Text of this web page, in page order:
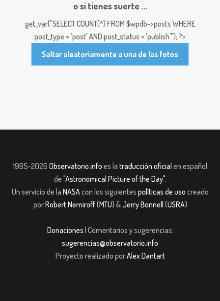
o si tienes suerte ...
get_var("SELECT COUNT(*) FROM $wpdb->posts WHERE
post_type = 'post' AND post_status = 'publish'"); ?>
Saltar aleatoriamente a una de las fotos
1995-2026 Observatorio.info es la traducción oficial en español
de "Astronomical Picture of the Day".
Un servicio de la NASAcon los siguientes políticas de uso creado
porRobert Nemiroff(MTU) &Jerry Bonnell (USRA)
Donaciones | Comentarios y sugerencias:
sugerencias@observatorio.info
Proyecto realizado porAlex Dantart